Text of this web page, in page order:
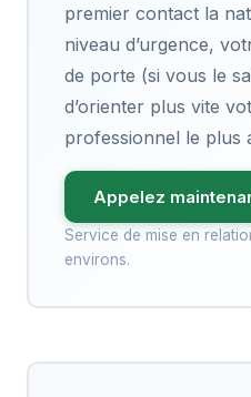
premier contact la
niveau d’urgence,
de porte (si vous le
d’orienter plus vite
professionnel le plus
Appelez
Service de mise en
environs.